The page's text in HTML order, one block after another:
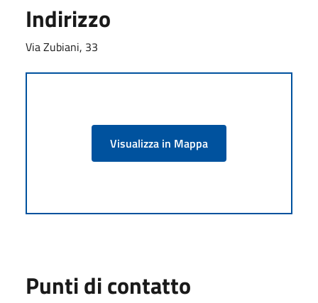
Indirizzo
Via Zubiani, 33
Visualizza in Mappa
Punti di contatto